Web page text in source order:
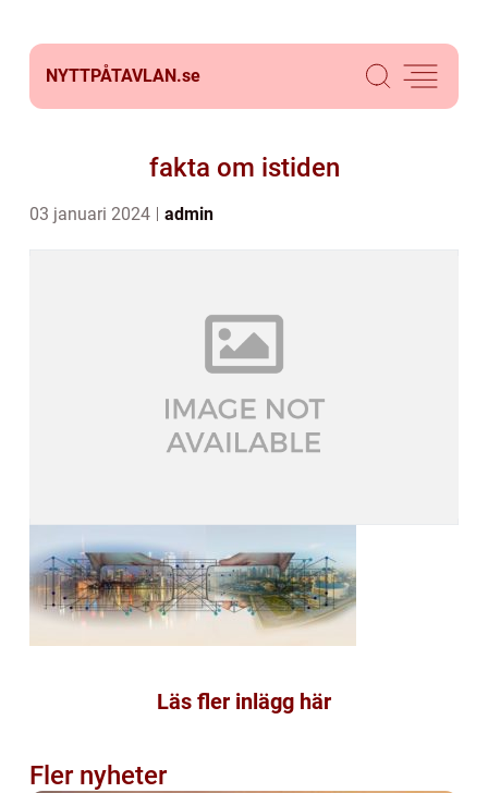
NYTTPÅTAVLAN.se
fakta om istiden
03 januari 2024 admin
Läs fler inlägg här
Fler nyheter